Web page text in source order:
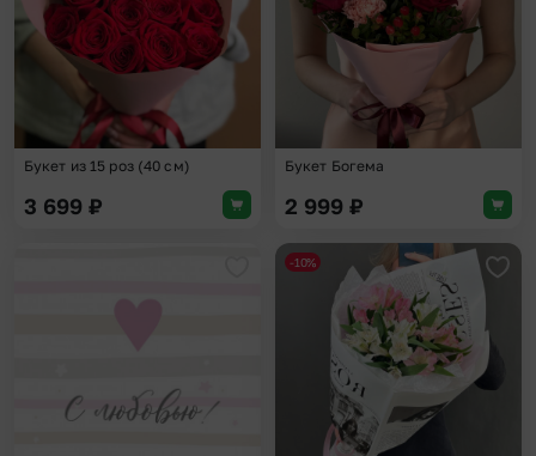
Букет из 15 роз (40 см)
3 699 ₽
Букет Богема
2 999 ₽
Добавить в избранное
-10%